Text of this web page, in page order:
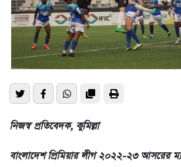
নিজস্ব প্রতিবেদক, কুমিল্লা
বাংলাদেশ প্রিমিয়ার লীগ ২০২২-২৩ আসরের